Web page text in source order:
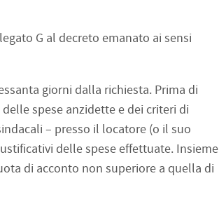
G al decreto emanato ai sensi
giorni dalla richiesta. Prima di
spese anzidette e dei criteri di
– presso il locatore (o il suo
delle spese effettuate. Insieme
di acconto non superiore a quella di